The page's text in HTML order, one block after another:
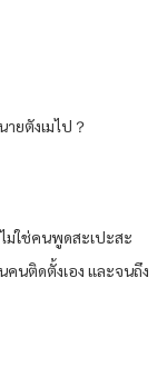
ยตังเมไป？
ม่ใช่คนพูดสะเปะสะ
นติดตั้งเอง และจนถึง